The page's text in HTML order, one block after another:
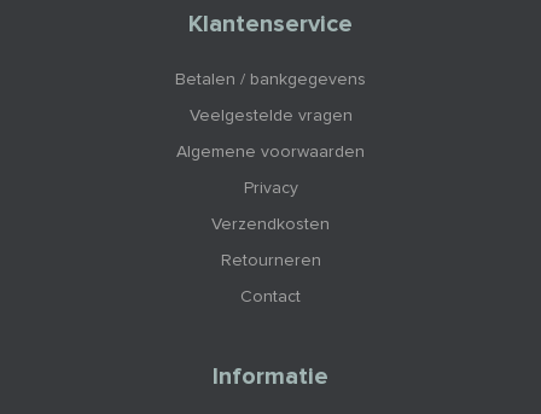
Klantenservice
Betalen / bankgegevens
Veelgestelde vragen
Algemene voorwaarden
Privacy
Verzendkosten
Retourneren
Contact
Informatie